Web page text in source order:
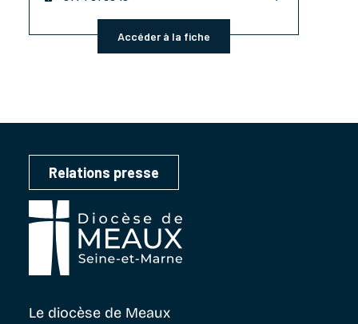
Accéder à la fiche
Relations presse
Le diocèse de Meaux